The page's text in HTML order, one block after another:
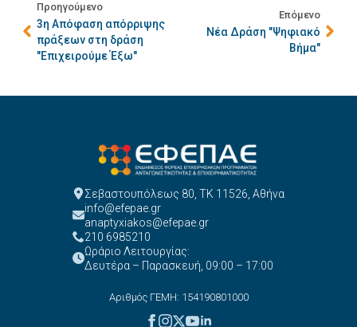
Προηγούμενο
3η Απόφαση απόρριψης
πράξεων στη δράση
"Επιχειρούμε Έξω"
Επόμενο
Νέα Δράση "Ψηφιακό
Βήμα"
Σεβαστουπόλεως 80, ΤΚ 11526, Αθήνα
info@efepae.gr
anaptyxiakos@efepae.gr
210 6985210
Ωράριο Λειτουργίας:
Δευτέρα – Παρασκευή, 09:00 – 17:00
Αριθμός ΓΕΜΗ: 154190801000